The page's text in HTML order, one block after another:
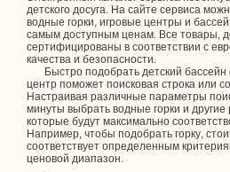
детского досуга. На сайте сервиса
водные горки, игровые центры и
самым доступным ценам. Все товары,
сертифицированы в соответствии с
качества и безопасности.
Быстро подобрать детский бассейн
центр поможет поисковая строка или
Настраивая различные параметры
минуты выбрать водные горки и
которые будут максимально
Например, чтобы подобрать горку,
соответствует определенным
ценовой диапазон.